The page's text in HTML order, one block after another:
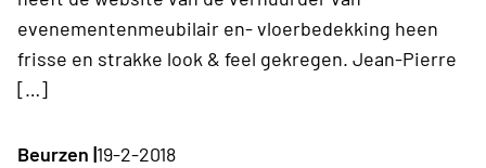
evenementenmeubilair en- vloerbedekking heen
frisse en strakke look & feel gekregen. Jean-Pierre
[…]
Beurzen |19-2-2018